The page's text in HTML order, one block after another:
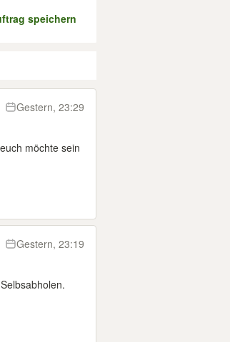
speichern
Gestern, 23:29
möchte sein
Gestern, 23:19